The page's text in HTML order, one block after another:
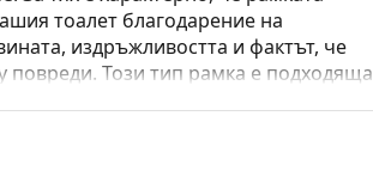
тоалет благодарение на
издръжливостта и фактът, че
Този тип рамка е подходяща